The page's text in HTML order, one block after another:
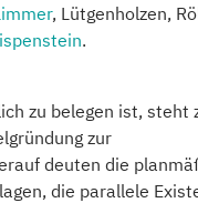
, Lütgenholzen,
.
zu belegen ist, steht
zur
deuten die
die parallele